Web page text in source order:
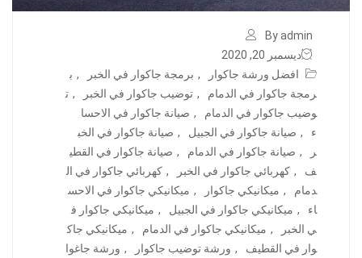
By admin
ديسمبر 20, 2020
افضل ورشة جاكوار
, برمجة جاكوار في الخبر , ب
رمجة جاكوار في الدمام
, توضيب جاكوار في الخبر , ت
وضيب جاكوار في الدمام
, صيانة جاكوار في الاحسا
ء
, صيانة جاكوار في الجبيل , صيانة جاكوار في الخب
ر
, صيانة جاكوار في الدمام , صيانة جاكوار في القطي
ف
, كهربائي جاكوار في الخبر , كهربائي جاكوار في ال
دمام
, ميكانيكي جاكوار , ميكانيكي جاكوار في الاحس
اء
, ميكانيكي جاكوار في الجبيل , ميكانيكي جاكوار ف
ي الخبر
, ميكانيكي جاكوار في الدمام , ميكانيكي جاك
وار في القطيف
, ورشة توضيب جاكوار , ورشة جاغوا